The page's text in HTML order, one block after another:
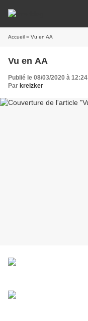
Accueil » Vu en AA
Vu en AA
Publié le 08/03/2020 à 12:24
Par kreizker